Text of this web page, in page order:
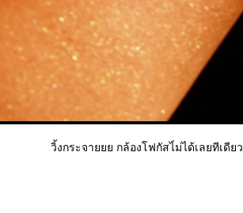
วิ้งกระจายยย กล้องโฟกัสไ่ม่ได้เลยทีเดียว